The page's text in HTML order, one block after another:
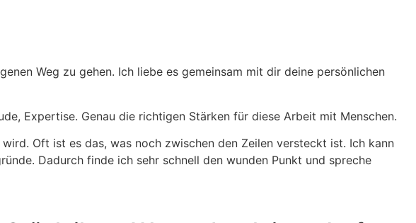
Weg zu gehen. Ich liebe es gemeinsam mit dir deine persönlichen
Expertise. Genau die richtigen Stärken für diese Arbeit mit Menschen.
Oft ist es das, was noch zwischen den Zeilen versteckt ist. Ich kann
Dadurch finde ich sehr schnell den wunden Punkt und spreche